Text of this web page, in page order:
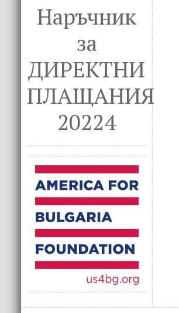
Наръчник
за
ДИРЕКТНИ
ПЛАЩАНИЯ
20224